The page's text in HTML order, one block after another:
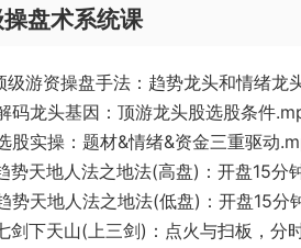
盘术系统课
级游资操盘手法：趋势龙头和情绪龙
码龙头基因：顶游龙头股选股条件
股实操：题材&情绪&资金三重驱动
势天地人法之地法(高盘)：开盘15分
势天地人法之地法(低盘)：开盘15分
剑下天山(上三剑)：点火与扫板，分